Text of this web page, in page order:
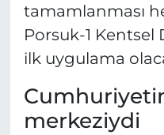
tamamlanması
Porsuk-1 Kentsel
ilk uygulama
merkeziydi